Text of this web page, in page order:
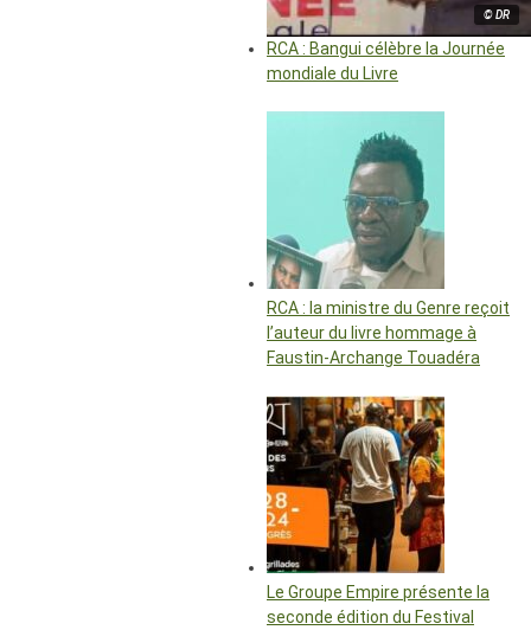
© DR
RCA : Bangui célèbre la Journée
mondiale du Livre
RCA : la ministre du Genre reçoit
l’auteur du livre hommage à
Faustin-Archange Touadéra
Le Groupe Empire présente la
seconde édition du Festival